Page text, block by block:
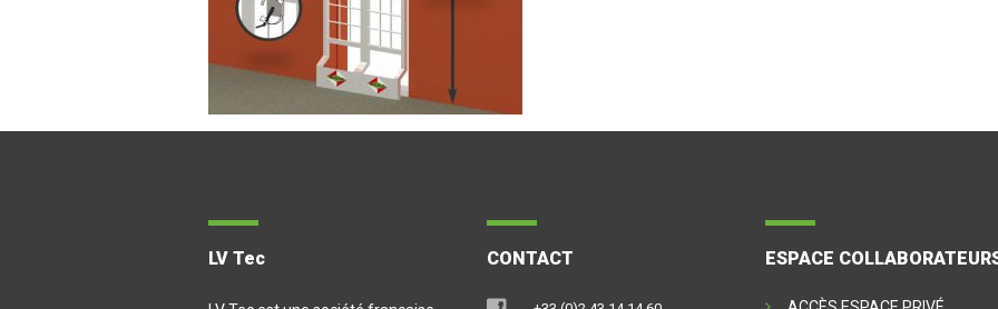
LV Tec CONTACT ESPACE